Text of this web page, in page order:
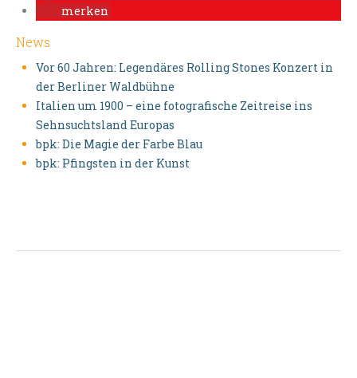
merken
News
Vor 60 Jahren: Legendäres Rolling Stones Konzert in
der Berliner Waldbühne
Italien um 1900 – eine fotografische Zeitreise ins
Sehnsuchtsland Europas
bpk: Die Magie der Farbe Blau
bpk: Pfingsten in der Kunst